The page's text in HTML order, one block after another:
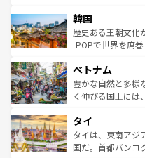
はコンテンツ一覧
いる。アクティビ
ビング、ハイキン
い。オーストラリ
参照してほしい。
ン）、静ひつな山
と山間の静けさが
驚きをもたらして
容にもいいと評判
が味わ
照してほしい。
韓国
歴史ある王朝文化
-POPで世界を席
き、地方に足を延
できる。そして、
まで、さまざまな
リティに包まれな
覧を参照してほし
ベトナム
豊かな自然と多様
く伸びる国土には
急速な発展と共に
ーチミン市のフラ
醸し出している。
タイ
タイは、東南アジ
国だ。首都バンコ